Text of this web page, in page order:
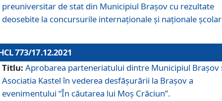
preuniversitar de stat din Municipiul Brașov cu rezultate
deosebite la concursurile internaționale și naționale
773/17.12.2021
Titlu: Aprobarea parteneriatului dintre Municipiul Brașov
Asociatia Kastel în vederea desfăşurării la Brașov a
evenimentului “În căutarea lui Moș Crăciun”.